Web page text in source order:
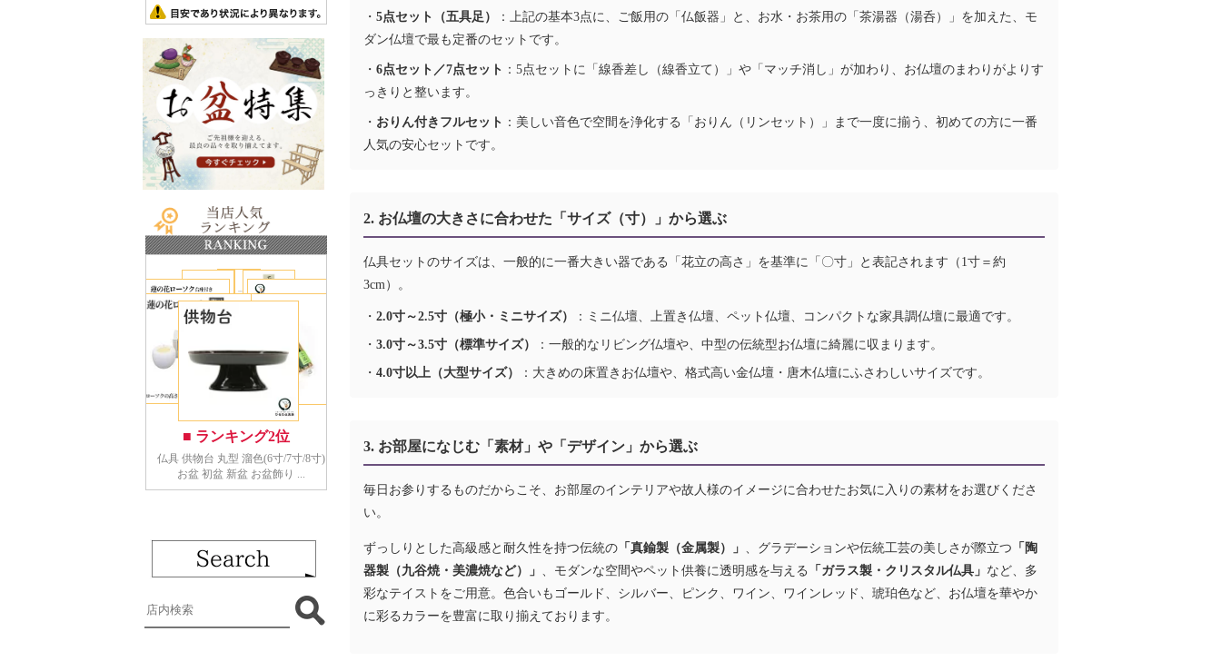
・ 5点セット（五具足）
：上記の基本3点に、ご飯用の「仏飯器」と、お水・お茶用の「茶湯器（湯呑）」を加えた、モ
ダン仏壇で最も定番のセットです。
・ 6点セット／7点セット ：5点セットに「線香差し（線香立て）」や「マッチ消し」が加わり、お仏壇のまわりがよりす
っきりと整います。
・ おりん付きフルセット ：美しい音色で空間を浄化する「おりん（リンセット）」まで一度に揃う、初めての方に一番
人気の安心セットです。
2. お仏壇の大きさに合わせた「サイズ（寸）」から選ぶ
仏具セットのサイズは、一般的に一番大きい器である「花立の高さ」を基準に「〇寸」と表記されます（1寸＝約
3cm）。
・ 2.0寸～2.5寸（極小・ミニサイズ） ：ミニ仏壇、上置き仏壇、ペット仏壇、コンパクトな家具調仏壇に最適です。
・ 3.0寸～3.5寸（標準サイズ） ：一般的なリビング仏壇や、中型の伝統型お仏壇に綺麗に収まります。
・ 4.0寸以上（大型サイズ） ：大きめの床置きお仏壇や、格式高い金仏壇・唐木仏壇にふさわしいサイズです。
3. お部屋になじむ「素材」や「デザイン」から選ぶ
毎日お参りするものだからこそ、お部屋のインテリアや故人様のイメージに合わせたお気に入りの素材をお選びくださ
い。
ずっしりとした高級感と耐久性を持つ伝統の 「真鍮製（金属製）」 、グラデーションや伝統工芸の美しさが際立つ 「陶
器製（九谷焼・美濃焼など）」 、モダンな空間やペット供養に透明感を与える 「ガラス製・クリスタル仏具」 など、多
彩なテイストをご用意。色合いもゴールド、シルバー、ピンク、ワイン、ワインレッド、琥珀色など、お仏壇を華やか
に彩るカラーを豊富に取り揃えております。